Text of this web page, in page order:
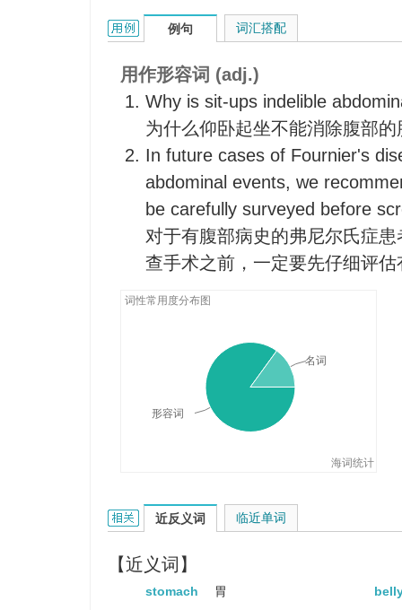
abdominal的用法和样例：
例句
用作形容词 (adj.)
Why is sit-ups indelible
为什么仰卧起坐不能消除腹部的
In future cases of Fournier's
abdominal events, we
be carefully surveyed before
对于有腹部病史的弗尼尔氏症
查手术之前，一定要先仔细评
词性常用度分布图
海词统计
形容词
名词
词汇搭配
abdominal的相关资料：
近反义词
【近义词】
stomach 胃
临近单词